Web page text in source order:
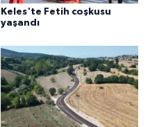
Keles'te Fetih coşkusu
yaşandı